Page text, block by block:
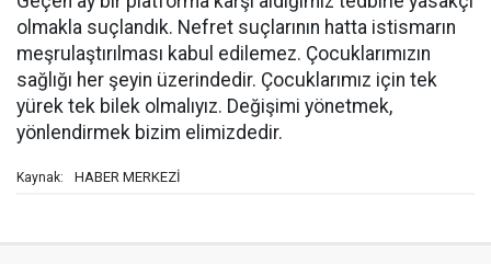
olmakla suçlandık. Nefret suçlarının hatta istismarın
meşrulaştırılması kabul edilemez. Çocuklarımızın
sağlığı her şeyin üzerindedir. Çocuklarımız için tek
yürek tek bilek olmalıyız. Değişimi yönetmek,
yönlendirmek bizim elimizdedir.
Kaynak: HABER MERKEZİ